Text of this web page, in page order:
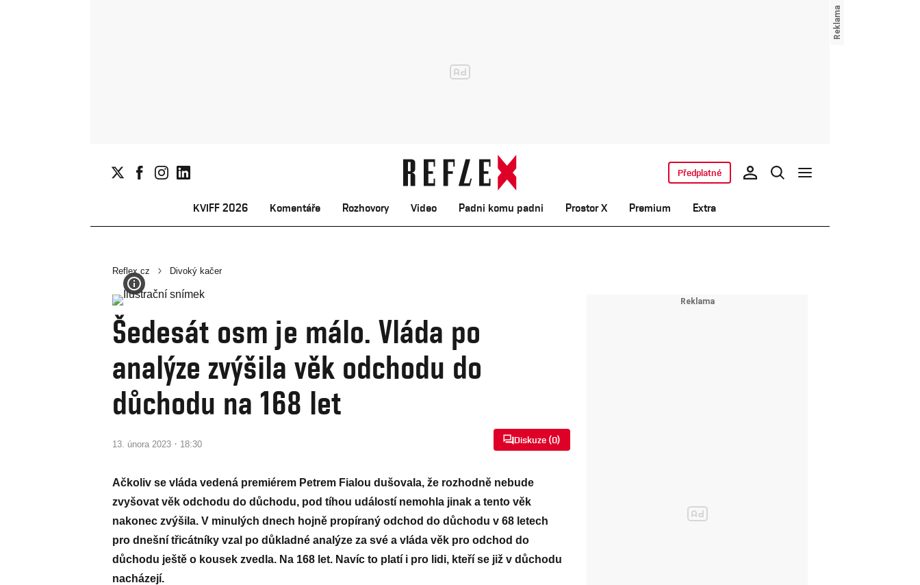
KVIFF 2026 Komentáře Rozhovory Video Padni komu padni Prostor X Premium Extra
Předplatné
Reflex.cz Divoký kačer
Šedesát osm je málo. Vláda po
analýze zvýšila věk odchodu do
důchodu na 168 let
13. února 2023 · 18:30 Diskuze (0)
Ačkoliv se vláda vedená premiérem Petrem Fialou dušovala, že rozhodně nebude
zvyšovat věk odchodu do důchodu, pod tíhou událostí nemohla jinak a tento věk
nakonec zvýšila. V minulých dnech hojně propíraný odchod do důchodu v 68 letech
pro dnešní třicátníky vzal po důkladné analýze za své a vláda věk pro odchod do
důchodu ještě o kousek zvedla. Na 168 let. Navíc to platí i pro lidi, kteří se již v důchodu
nacházejí.